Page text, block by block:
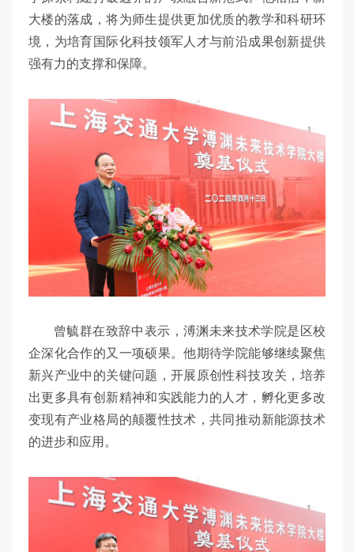
大楼的落成，将为师生提供更加优质的教学和科研环
境，为培育国际化科技领军人才与前沿成果创新提供
强有力的支撑和保障。
曾毓群在致辞中表示，溥渊未来技术学院是区校
企深化合作的又一项硕果。他期待学院能够继续聚焦
新兴产业中的关键问题，开展原创性科技攻关，培养
出更多具有创新精神和实践能力的人才，孵化更多改
变现有产业格局的颠覆性技术，共同推动新能源技术
的进步和应用。